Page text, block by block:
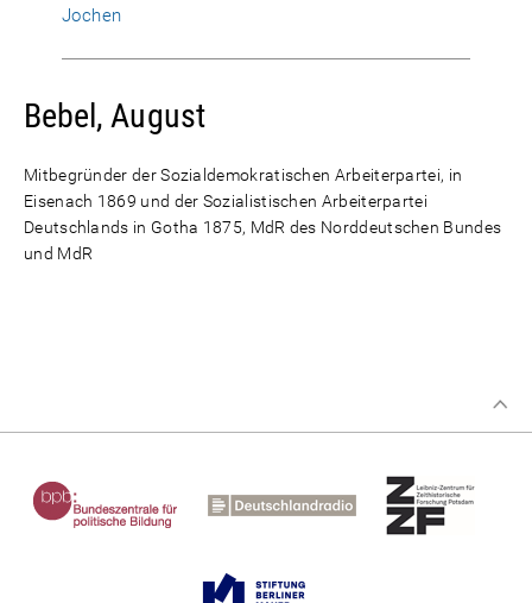
Jochen
Bebel, August
Mitbegründer der Sozialdemokratischen Arbeiterpartei, in
Eisenach 1869 und der Sozialistischen Arbeiterpartei
Deutschlands in Gotha 1875, MdR des Norddeutschen Bundes
und MdR